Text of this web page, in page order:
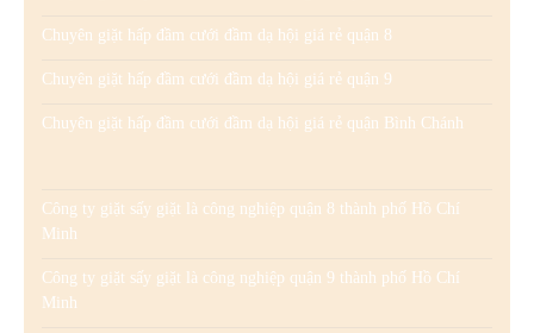
Chuyên giặt hấp đầm cưới đầm dạ hội giá rẻ quận 8
Chuyên giặt hấp đầm cưới đầm dạ hội giá rẻ quận 9
Chuyên giặt hấp đầm cưới đầm dạ hội giá rẻ quận Bình Chánh
Công ty giặt sấy giặt là công nghiệp quận 8 thành phố Hồ Chí
Minh
Công ty giặt sấy giặt là công nghiệp quận 9 thành phố Hồ Chí
Minh